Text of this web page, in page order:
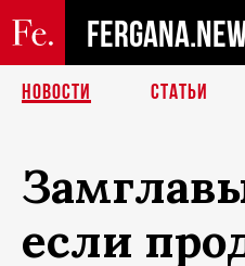
НОВОСТИ СТАТЬИ
если